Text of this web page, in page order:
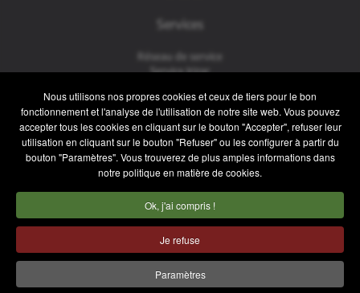
Nous utilisons nos propres cookies et ceux de tiers pour le bon
fonctionnement et l'analyse de l'utilisation de notre site web. Vous pouvez
accepter tous les cookies en cliquant sur le bouton "Accepter", refuser leur
utilisation en cliquant sur le bouton "Refuser" ou les configurer à partir du
bouton "Paramètres". Vous trouverez de plus amples informations dans
notre politique en matière de cookies.
Ok, j'ai compris !
Je refuse
Paramètres
Services
Réseau de service
Service Irizar
Usés
Contact
Contact
Service après-vente et pièces de rechange
Équipe commerciale
Travaillez avec nous
Presse
Politique de confidentialité